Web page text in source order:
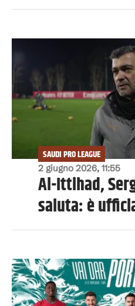
2 giugno 2026, 11:55
SAUDI PRO LEAGUE
Al-Ittihad,
saluta: è